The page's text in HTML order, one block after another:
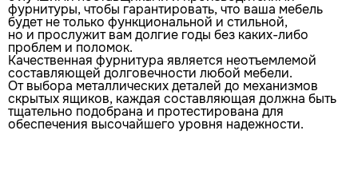
фурнитуры, чтобы гарантировать, что ваша мебель
будет не только функциональной и стильной,
но и прослужит вам долгие годы без каких-либо
проблем и поломок.
Качественная фурнитура является неотъемлемой
составляющей долговечности любой мебели.
От выбора металлических деталей до механизмов
скрытых ящиков, каждая составляющая должна быть
тщательно подобрана и протестирована для
обеспечения высочайшего уровня надежности.